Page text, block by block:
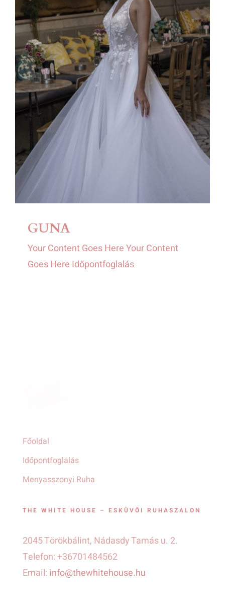
GUNA
Your Content Goes Here Your Content
Goes Here Időpontfoglalás
Főoldal
Időpontfoglalás
Menyasszonyi Ruha
THE WHITE HOUSE – ESKÜVŐI RUHASZALON
2045 Törökbálint, Nádasdy Tamás u. 2.
Telefon: +36701484562
Email: info@thewhitehouse.hu